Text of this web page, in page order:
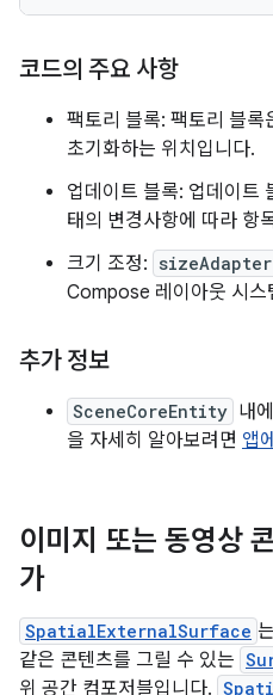
코드의 주요 사항
팩토리 블록: 팩토리 블록
초기화하는 위치입니다.
업데이트 블록: 업데이트
태의 변경사항에 따라 항
크기 조정: sizeAdapter
Compose 레이아웃 시스
추가 정보
SceneCoreEntity 내
을 자세히 알아보려면 앱
이미지 또는 동영상
가
SpatialExternalSurface
같은 콘텐츠를 그릴 수 있는
위 공간 컴포저블입니다.